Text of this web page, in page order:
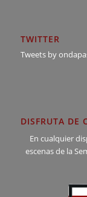
TWITTER
Tweets by
DISFRUTA DE
En cualquier
escenas de la